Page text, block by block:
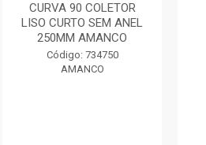
CURVA 90 COLETOR
LISO CURTO SEM ANEL
250MM AMANCO
Código: 734750
AMANCO